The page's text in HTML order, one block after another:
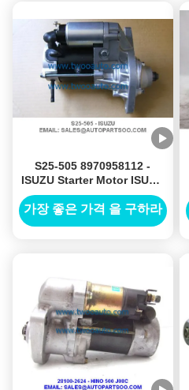
S25-505 8970958112 -
ISUZU Starter Motor ISUZU
4HF1 4HG1 4HJ1 Starter
24V
가장 좋은 가격 을 구하라